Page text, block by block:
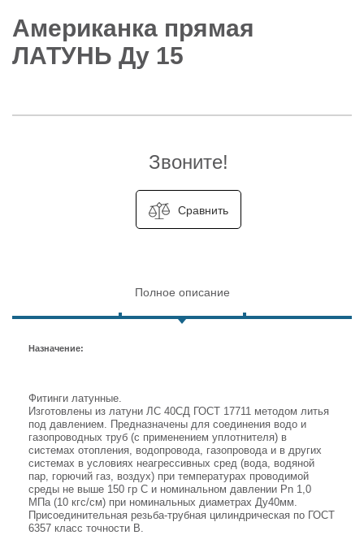
Американка прямая
ЛАТУНЬ Ду 15
Звоните!
Сравнить
Полное описание
Назначение:
Фитинги латунные.
Изготовлены из латуни ЛС 40СД ГОСТ 17711 методом литья
под давлением. Предназначены для соединения водо и
газопроводных труб (с применением уплотнителя) в
системах отопления, водопровода, газопровода и в других
системах в условиях неагрессивных сред (вода, водяной
пар, горючий газ, воздух) при температурах проводимой
среды не выше 150 гр С и номинальном давлении Pn 1,0
МПа (10 кгс/см) при номинальных диаметрах Ду40мм.
Присоединительная резьба-трубная цилиндрическая по ГОСТ
6357 класс точности В.